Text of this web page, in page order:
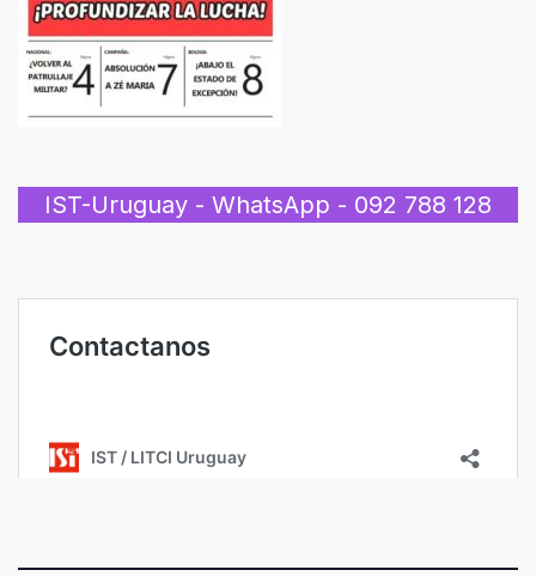
IST-Uruguay - WhatsApp - 092 788 128